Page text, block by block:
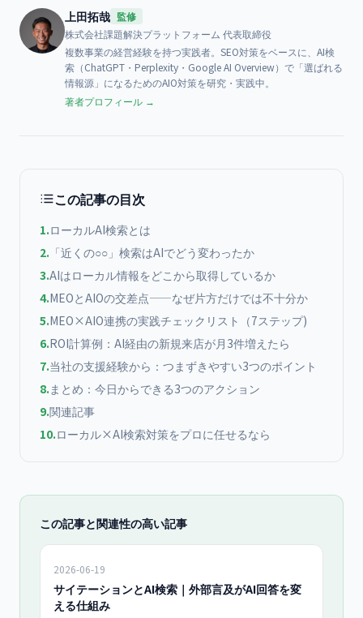
上田拓哉 監修
株式会社課題解決プラットフォーム 代表取締役
複数事業の経営経験を持つ実践者。SEO対策をベースに、AI検
索（ChatGPT・Perplexity・Google AI Overview）で「選ばれる
情報源」になるためのAIO対策を研究・実践中。
著者プロフィール →
この記事の目次
1.ローカルAI検索とは
2. 「近くの○○」検索はAIでどう変わったか
3.AIはローカル情報をどこから取得しているか
4.MEOとAIOの交差点——なぜ片方だけでは不十分か
5.MEO×AIO連携の実践チェックリスト（7ステップ)
6.ROI計算例：AI経由の新規来店が月3件増えたら
7.当社の支援経験から：つまずきやすい3つのポイント
8.まとめ：今日からできる3つのアクション
9.関連記事
10.ローカル×AI検索対策をプロに任せるなら
この記事と関連性の高い記事
2026-06-19
サイテーションとAI検索｜外部言及がAI回答を変
える仕組み